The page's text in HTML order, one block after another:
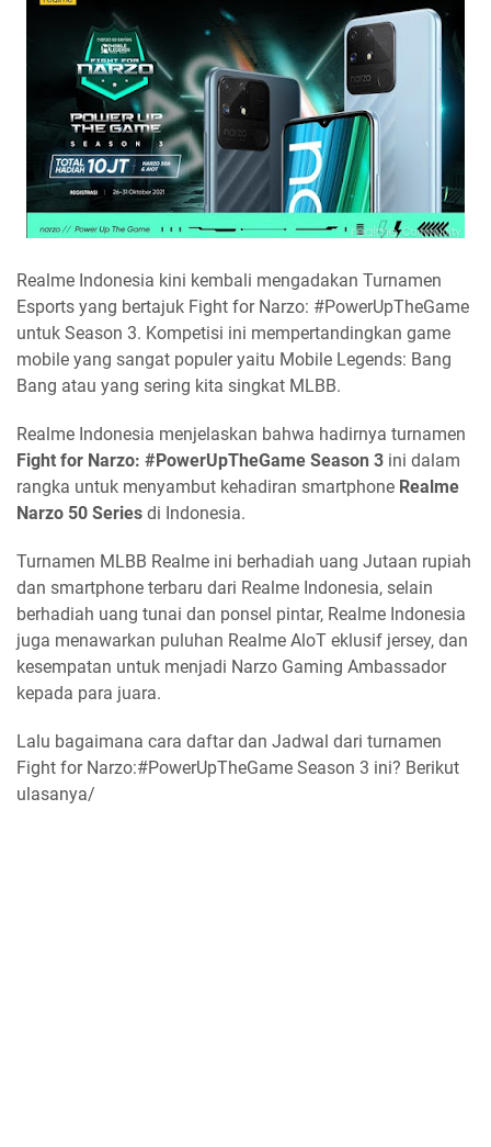
Realme Indonesia kini kembali mengadakan Turnamen
Esports yang bertajuk Fight for Narzo: #PowerUpTheGame
untuk Season 3. Kompetisi ini mempertandingkan game
mobile yang sangat populer yaitu Mobile Legends: Bang
Bang atau yang sering kita singkat MLBB.
Realme Indonesia menjelaskan bahwa hadirnya turnamen
Fight for Narzo: #PowerUpTheGame Season 3 ini dalam
rangka untuk menyambut kehadiran smartphone Realme
Narzo 50 Series di Indonesia.
Turnamen MLBB Realme ini berhadiah uang Jutaan rupiah
dan smartphone terbaru dari Realme Indonesia, selain
berhadiah uang tunai dan ponsel pintar, Realme Indonesia
juga menawarkan puluhan Realme AloT eklusif jersey, dan
kesempatan untuk menjadi Narzo Gaming Ambassador
kepada para juara.
Lalu bagaimana cara daftar dan Jadwal dari turnamen
Fight for Narzo:#PowerUpTheGame Season 3 ini? Berikut
ulasanya/